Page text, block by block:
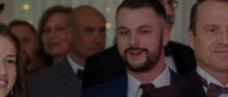
Autor: